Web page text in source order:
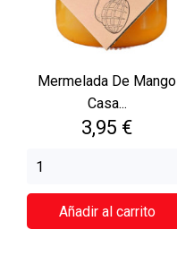
Mermelada De Mango
Casa...
Precio
3,95 €
Añadir al carrito